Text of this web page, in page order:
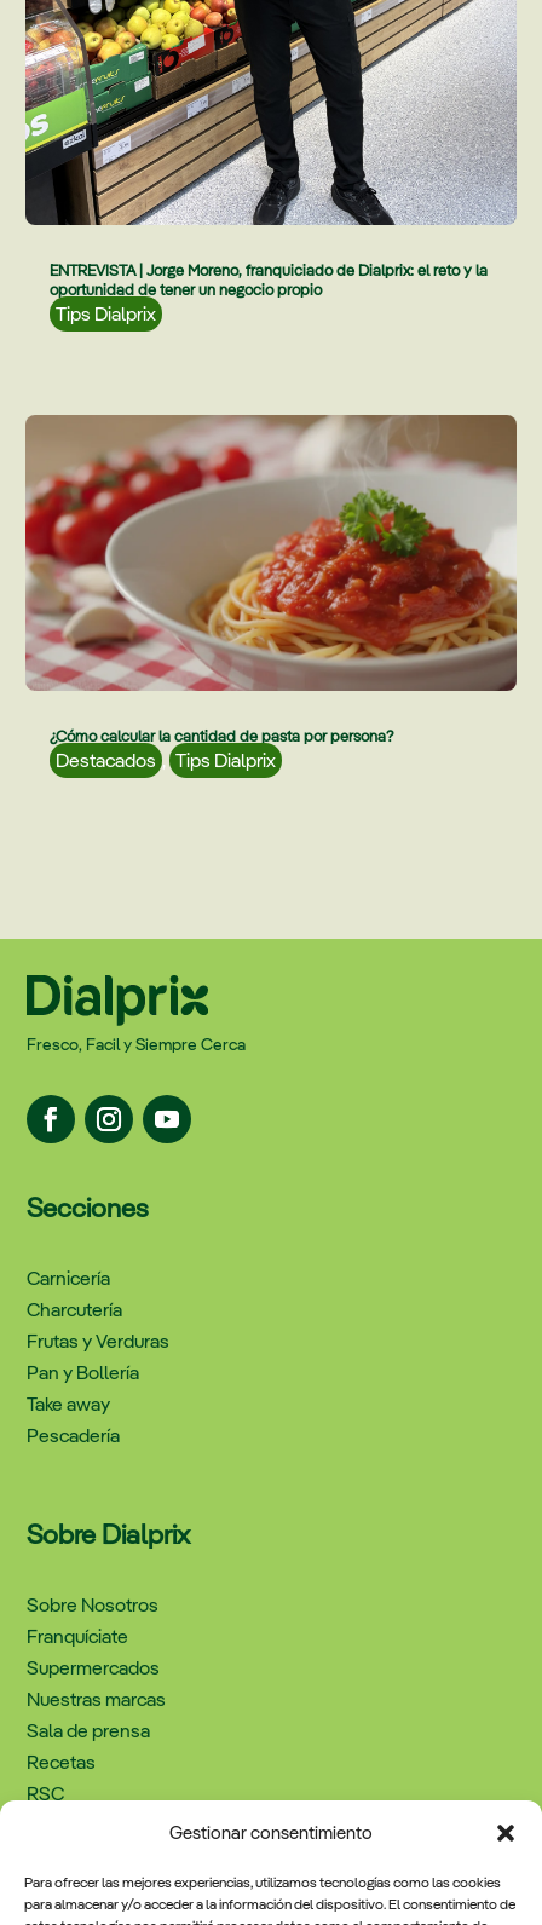
Gestionar consentimiento
Para ofrecer las mejores experiencias, utilizamos tecnologías como las cookies
para almacenar y/o acceder a la información del dispositivo. El consentimiento de
ENTREVISTA | Jorge Moreno, franquiciado de Dialprix: el reto y la
oportunidad de tener un negocio propio
Tips Dialprix
¿Cómo calcular la cantidad de pasta por persona?
Destacados , Tips Dialprix
Fresco, Facil y Siempre Cerca
Secciones
Carnicería
Charcutería
Frutas y Verduras
Pan y Bollería
Take away
Pescadería
Sobre Dialprix
Sobre Nosotros
Franquíciate
Supermercados
Nuestras marcas
Sala de prensa
Recetas
RSC
Trabaja con nosotros